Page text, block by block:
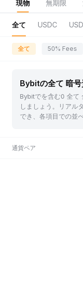
現物 無期限
全て USDC
全て 50% Fees
Bybitの全て 暗
Bybitでを含む0 全て
しましょう。リアル
でき、各項目での並
通貨ペア